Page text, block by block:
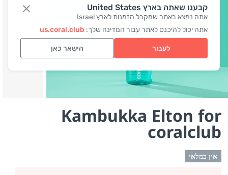
קבענו שאתה בארץ United States
אתה נמצא באתר שמקבל הזמנות לארץ Israel
אתה יכול להיכנס לאתר עבור המדינה שלך: us.coral.club
לעבור הישאר כאן
Kambukka Elton for
coralclub
אין במלאי